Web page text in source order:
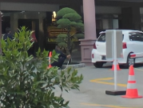
Tinggalkan